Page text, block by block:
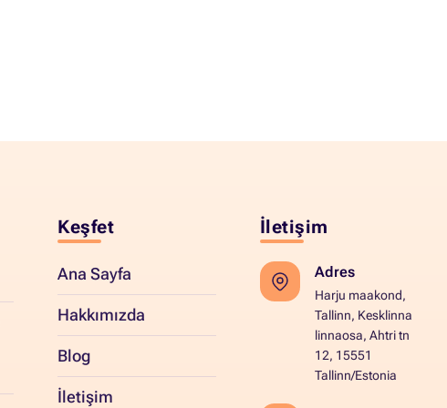
Keşfet
Ana Sayfa
Hakkımızda
Blog
İletişim
İletişim
Adres
Harju maakond,
Tallinn, Kesklinna
linnaosa, Ahtri tn
12, 15551
Tallinn/Estonia